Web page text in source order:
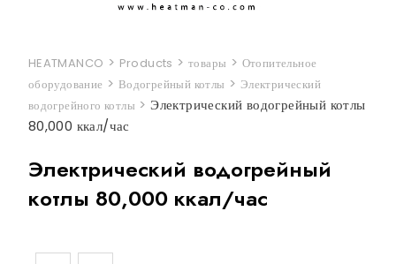
HEATMANCO > Products > товары > Отопительное
оборудование > Водогрейный котлы > Электрический
водогрейного котлы >Электрический водогрейный котлы
80,000 ккал/час
Электрический водогрейный
котлы 80,000 ккал/час